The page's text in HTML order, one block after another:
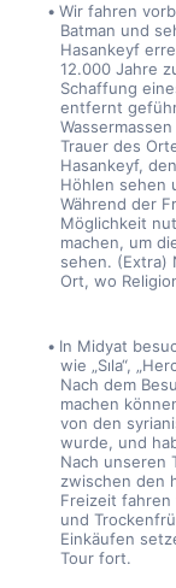
Wir fahren
Batman und
Hasankeyf
12.000 Jahre
Schaffung
entfernt
Trauer des
Hasankeyf,
Höhlen sehen
Während der
Möglichkeit
machen, um
sehen. (Extra)
Ort, wo
In Midyat
wie „Sıla“,
Nach dem
machen
von den
wurde, und
Nach unseren
zwischen den
Freizeit fahren
und
Einkäufen
Tour fort.